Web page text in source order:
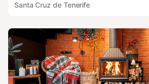
Santa Cruz de Tenerife